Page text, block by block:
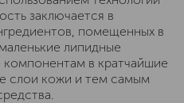
заключается в
помещенных в
липидные
в кратчайшие
слои кожи и тем самым